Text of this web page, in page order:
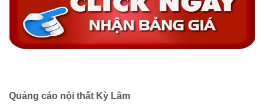
Quảng cáo nội thất Kỳ Lâm